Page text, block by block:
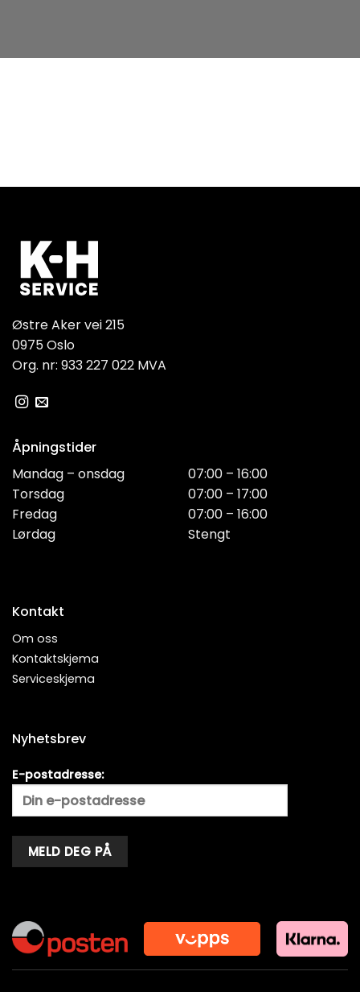
Østre Aker vei 215
0975 Oslo
Org. nr: 933 227 022 MVA
Åpningstider
Mandag – onsdag
Torsdag
Fredag
Lørdag
07:00 – 16:00
07:00 – 17:00
07:00 – 16:00
Stengt
Kontakt
Om oss
Kontaktskjema
Serviceskjema
Nyhetsbrev
E-postadresse: